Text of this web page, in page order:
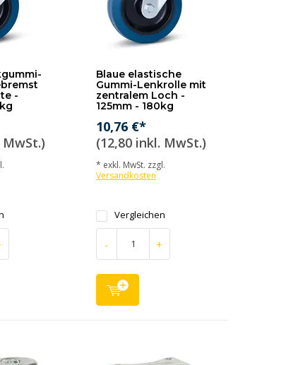
-
Blaue elastische
Gummi-Lenkrolle mit
zentralem Loch -
125mm - 180kg
10,76 €*
(12,80 inkl. MwSt.)
* exkl. MwSt. zzgl.
Versandkosten
Vergleichen
- +